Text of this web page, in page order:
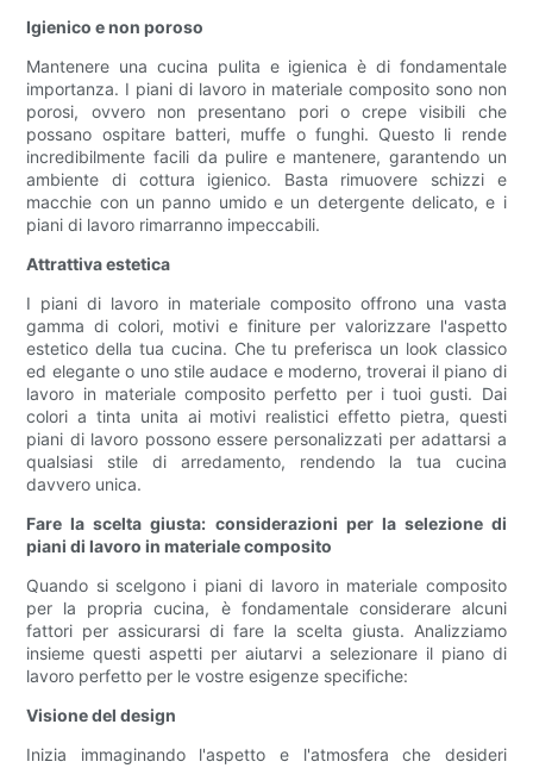
Igienico e non poroso
Mantenere una cucina pulita e igienica è di fondamentale
importanza. I piani di lavoro in materiale composito sono non
porosi, ovvero non presentano pori o crepe visibili che
possano ospitare batteri, muffe o funghi. Questo li rende
incredibilmente facili da pulire e mantenere, garantendo un
ambiente di cottura igienico. Basta rimuovere schizzi e
macchie con un panno umido e un detergente delicato, e i
piani di lavoro rimarranno impeccabili.
Attrattiva estetica
I piani di lavoro in materiale composito offrono una vasta
gamma di colori, motivi e finiture per valorizzare l'aspetto
estetico della tua cucina. Che tu preferisca un look classico
ed elegante o uno stile audace e moderno, troverai il piano di
lavoro in materiale composito perfetto per i tuoi gusti. Dai
colori a tinta unita ai motivi realistici effetto pietra, questi
piani di lavoro possono essere personalizzati per adattarsi a
qualsiasi stile di arredamento, rendendo la tua cucina
davvero unica.
Fare la scelta giusta: considerazioni per la selezione di
piani di lavoro in materiale composito
Quando si scelgono i piani di lavoro in materiale composito
per la propria cucina, è fondamentale considerare alcuni
fattori per assicurarsi di fare la scelta giusta. Analizziamo
insieme questi aspetti per aiutarvi a selezionare il piano di
lavoro perfetto per le vostre esigenze specifiche:
Visione del design
Inizia immaginando l'aspetto e l'atmosfera che desideri